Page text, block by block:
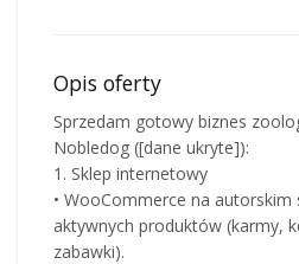
Opis oferty
Sprzedam gotowy biznes
Nobledog ([dane ukryte]):
1. Sklep internetowy
• WooCommerce na autorskim
aktywnych produktów (karmy,
zabawki).